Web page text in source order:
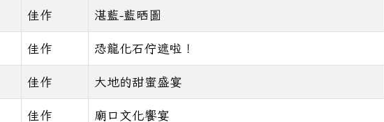
佳作 湛藍-藍晒圖
佳作 恐龍化石佇遮啦！
佳作 大地的甜蜜盛宴
佳作 廟口文化饗宴